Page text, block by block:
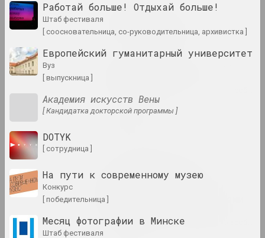
Марина Напрушкина
Птушкі з народам
2023–2024. персональная выставка
становится осязаемым.
солидарность за пределами
2023. групповой проект, зарубежное событие
Работай больше! Отдыхай больше!
штаб фестиваля
[ соосновательница, со-руководительница, архивистка ]
Европейский гуманитарный университет
вуз
[ выпускница ]
Академия искусств Вены
[ Кандидатка докторской программы ]
DOTYK
[ сотрудница ]
На пути к современному музею
конкурс
[ победительница ]
Месяц фотографии в Минске
штаб фестиваля